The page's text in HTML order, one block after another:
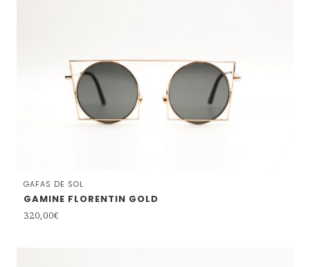
GAFAS DE SOL
GAMINE FLORENTIN GOLD
320,00€